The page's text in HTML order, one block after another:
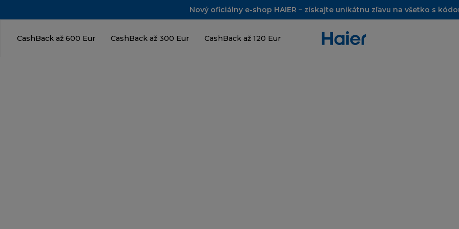
Nový oficiálny e-shop HAIER – získajte unikátnu zľavu na všetko s
CashBack až 600 Eur CashBack až 300 Eur CashBack až 120 Eur